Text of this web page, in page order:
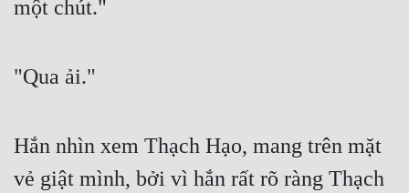
một chút."
"Qua ải."
Hắn nhìn xem Thạch Hạo, mang trên mặt
vẻ giật mình, bởi vì hắn rất rõ ràng Thạch